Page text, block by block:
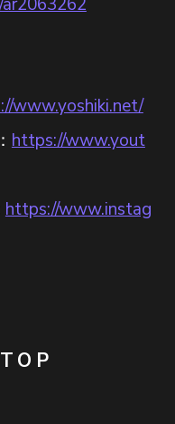
www.yoshiki.net/
https://www.yout
https://www.instag